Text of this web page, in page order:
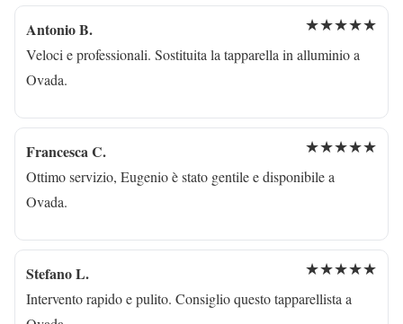
Antonio B. ★★★★★
Veloci e professionali. Sostituita la tapparella in alluminio a
Ovada.
Francesca C. ★★★★★
Ottimo servizio, Eugenio è stato gentile e disponibile a
Ovada.
Stefano L. ★★★★★
Intervento rapido e pulito. Consiglio questo tapparellista a